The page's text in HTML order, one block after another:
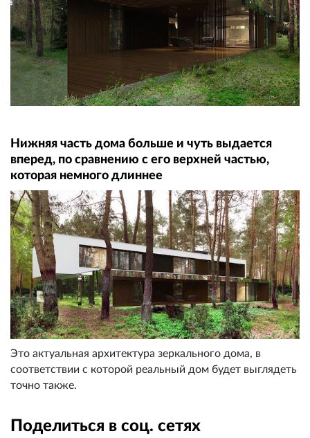
Нижняя часть дома больше и чуть выдается
вперед, по сравнению с его верхней частью,
которая немного длиннее
Это актуальная архитектура зеркального дома, в
соответствии с которой реальный дом будет выглядеть
точно также.
Поделиться в соц. сетях